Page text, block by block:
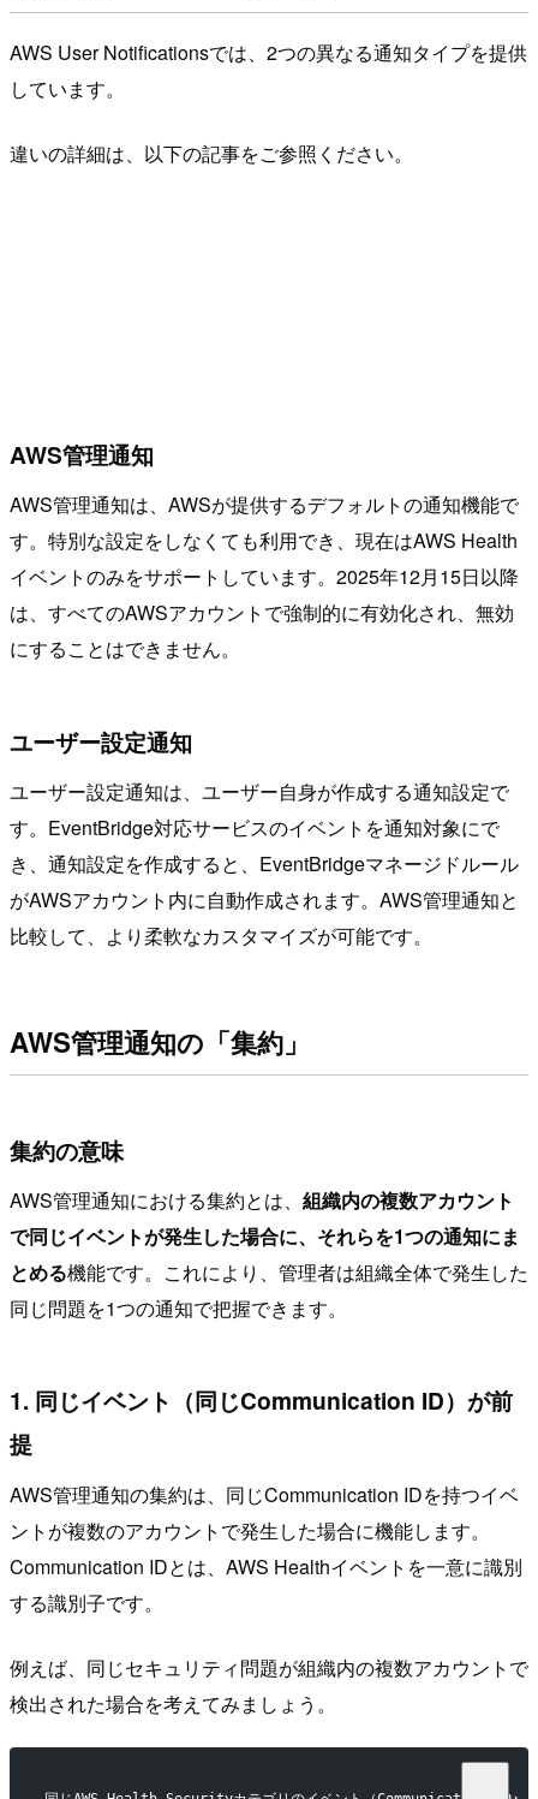
AWS User Notificationsでは、2つの異なる通知タイプを提供
しています。
違いの詳細は、以下の記事をご参照ください。
AWS管理通知
AWS管理通知は、AWSが提供するデフォルトの通知機能で
す。特別な設定をしなくても利用でき、現在はAWS Health
イベントのみをサポートしています。2025年12月15日以降
は、すべてのAWSアカウントで強制的に有効化され、無効
にすることはできません。
ユーザー設定通知
ユーザー設定通知は、ユーザー自身が作成する通知設定で
す。EventBridge対応サービスのイベントを通知対象にで
き、通知設定を作成すると、EventBridgeマネージドルール
がAWSアカウント内に自動作成されます。AWS管理通知と
比較して、より柔軟なカスタマイズが可能です。
AWS管理通知の「集約」
集約の意味
AWS管理通知における集約とは、 組織内の複数アカウント
で同じイベントが発生した場合に、それらを1つの通知にま
とめる機能です。これにより、管理者は組織全体で発生した
同じ問題を1つの通知で把握できます。
1. 同じイベント（同じCommunication ID）が前
提
AWS管理通知の集約は、同じCommunication IDを持つイベ
ントが複数のアカウントで発生した場合に機能します。
Communication IDとは、AWS Healthイベントを一意に識別
する識別子です。
例えば、同じセキュリティ問題が組織内の複数アカウントで
検出された場合を考えてみましょう。